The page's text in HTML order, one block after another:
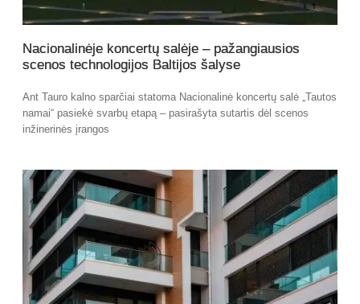
Nacionalinėje koncertų salėje – pažangiausios
scenos technologijos Baltijos šalyse
Ant Tauro kalno sparčiai statoma Nacionalinė koncertų salė „Tautos
namai“ pasiekė svarbų etapą – pasirašyta sutartis dėl scenos
inžinerinės įrangos